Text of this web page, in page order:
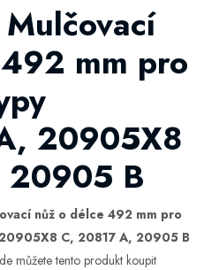
mm pro
20905X8
20905 B
nůž o délce 492 mm pro
C, 20817 A, 20905 B
můžete tento produkt koupit